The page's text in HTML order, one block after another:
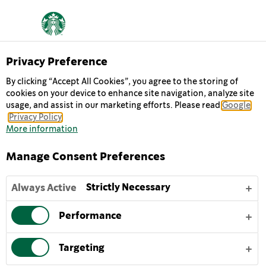
فانيليا
Frappuccino® Vanilla المثلجة، فهي مستوحاة من وصفة أصلية
المحمصة المميزة لدينا، والحليب الكريمي ونكهة الفانيليا الرائعة -
إنها التحلية المثالية، سواء كنت في المنزل أو أثناء تنقلك.
لتستمتع بأفضل مذاق لقهوة Starbucks Frappuccino® Vanilla
Privacy Preference
By clicking “Accept All Cookies”, you agree to the storing of
cookies on your device to enhance site navigation, analyze site
usage, and assist in our marketing efforts. Please read Google
Privacy Policy
More information
Manage Consent Preferences
Strictly Necessary
Always Active
Performance
Targeting